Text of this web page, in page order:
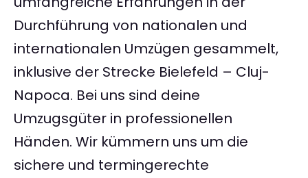
Durchführung von nationalen und
internationalen Umzügen gesammelt,
inklusive der Strecke Bielefeld – Cluj-
Napoca. Bei uns sind deine
Umzugsgüter in professionellen
Händen. Wir kümmern uns um die
sichere und termingerechte